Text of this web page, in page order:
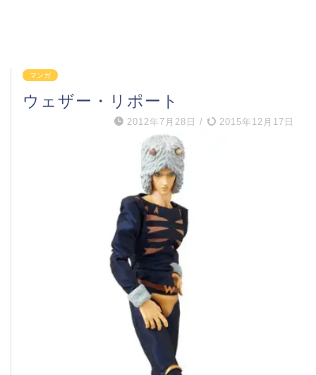
マンガ
ウェザー・リポート
2012年7月28日 / 2015年12月17日